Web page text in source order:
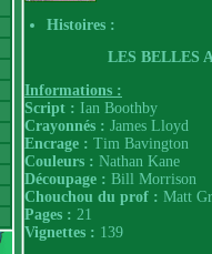
Histoires :
LES BELLES
Informations :
Script : Ian Boothby
Crayonnés : James Lloyd
Encrage : Tim Bavington
Couleurs : Nathan Kane
Découpage : Bill Morrison
Chouchou du prof : Matt
Pages : 21
Vignettes : 139